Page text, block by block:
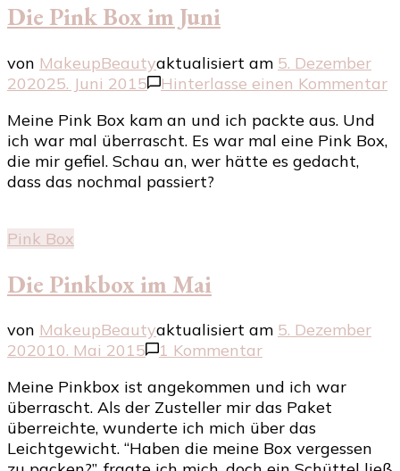
Die Pink Box im Juni
von MakeupBeautyaktualisiert am 5. Dezember
202025. Juni 2015 Hinterlasse einen Kommentar
Meine Pink Box kam an und ich packte aus. Und
ich war mal überrascht. Es war mal eine Pink Box,
die mir gefiel. Schau an, wer hätte es gedacht,
dass das nochmal passiert?
Pink Box
Die Pinkbox im Mai
von MakeupBeautyaktualisiert am 5. Dezember
202010. Mai 2015 1 Kommentarzu
Pinkbox
im
Mai
Meine Pinkbox ist angekommen und ich war
überrascht. Als der Zusteller mir das Paket
überreichte, wunderte ich mich über das
Leichtgewicht. “Haben die meine Box vergessen